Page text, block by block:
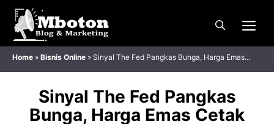
Langsung
Home » Bisnis Online » Sinyal The Fed Pangkas Bunga, Harga Emas
Cetak Rekor Baru
Sinyal The Fed Pangkas
Bunga, Harga Emas Cetak